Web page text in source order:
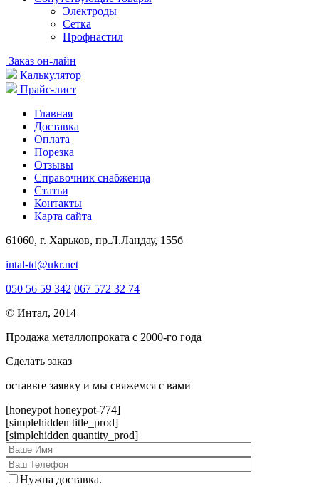
Электроды
Сетка
Профнастил
Заказ он-лайн
Калькулятор
Прайс-лист
Главная
Доставка
Оплата
Порезка
Отзывы
Справочник снабженца
Статьи
Контакты
Карта сайта
61060, г. Харьков, пр.Л.Ландау, 155б
intal-td@ukr.net
050 56 59 342 067 572 32 74
© Интал, 2014
Продажа металлопроката с 2000-го года
Сделать заказ
оcтавьте заявку и мы свяжемся с вами
[honeypot honeypot-774]
[simplehidden title_prod]
[simplehidden quantity_prod]
Нужна доставка.